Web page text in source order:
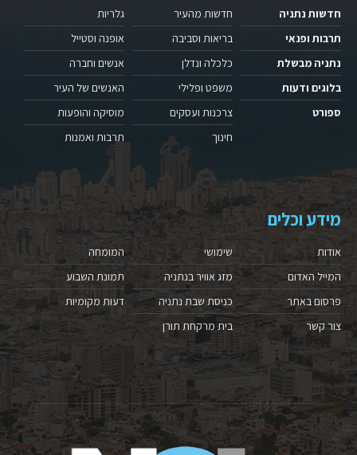
חדשות נתניה
תרבות ופנאי
נתניה מבשלת
בלוגים ודעות
ספורט
חדשות מהעיר
בריאות וסביבה
כלכלה ונדלן
משפט ופלילי
צרכנות ועסקים
חינוך
גלריות
אופנה וסטייל
אנשים וחברה
האנשים של העיר
מוסיקה והופעות
תרבות ואמנות
מידע וכלים
אודות
המייל האדום
פרסום באתר
צור קשר
שימושי
מזג אוויר בנתניה
כניסת שבת נתניה
בית מרקחת תורן
המומחה
תמונת השבוע
דעות מקומיות